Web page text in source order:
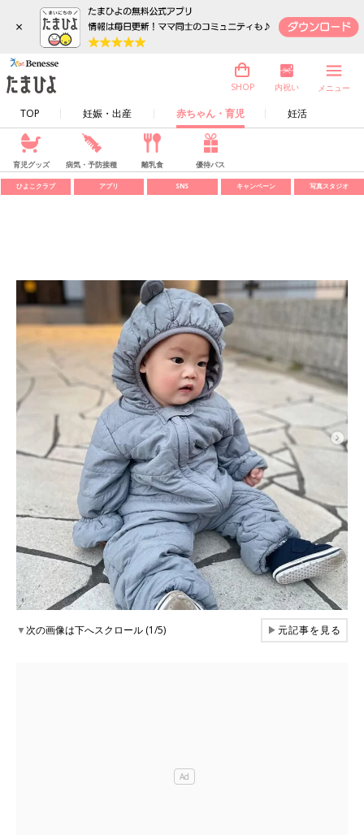
×
TOP 妊娠・出産 赤ちゃん・育児 妊活
SHOP 内祝い メニュー
育児グッズ 病気・予防接種 離乳食 優待パス
ひよこクラブ アプリ SNS キャンペーン 写真スタジオ
▼次の画像は下へスクロール (1/5) ▶元記事を見る